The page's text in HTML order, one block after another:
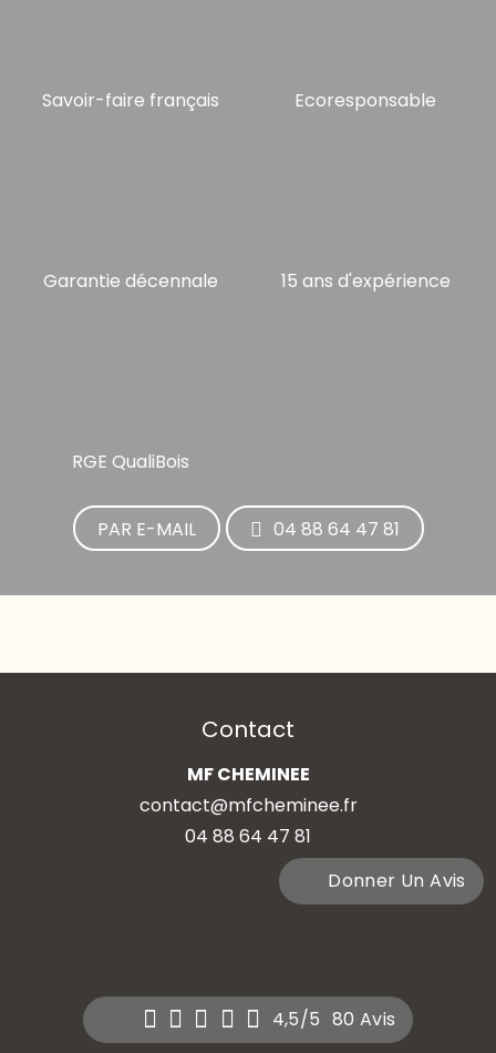
Savoir-faire français Ecoresponsable
Garantie décennale 15 ans d'expérience
RGE QualiBois
PAR E-MAIL 04 88 64 47 81
Contact
MF CHEMINEE
contact@mfcheminee.fr
04 88 64 47 81
Donner Un Avis
4,5/5 80 Avis